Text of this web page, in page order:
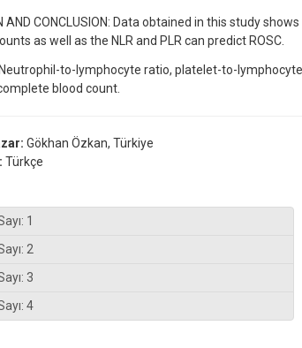
AND CONCLUSION: Data obtained in this study
as well as the NLR and PLR can predict ROSC.
Neutrophil-to-lymphocyte ratio, platelet-to-
blood count.
Gökhan Özkan, Türkiye
Türkçe
1
2
3
4